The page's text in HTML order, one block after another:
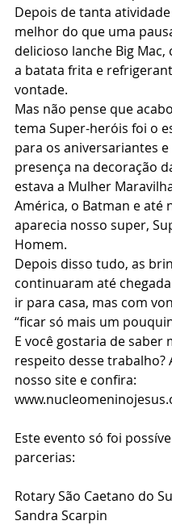
Depois de tanta
melhor do que uma
delicioso lanche Big
a batata frita e
vontade.
Mas não pense que
tema Super-heróis foi o
para os aniversariantes
presença na decoração
estava a Mulher
América, o Batman e até
aparecia nosso super,
Homem.
Depois disso tudo, as
continuaram até
ir para casa, mas com
“ficar só mais um
E você gostaria de saber
respeito desse trabalho?
nosso site e confira:
Este evento só foi
parcerias:
Rotary São Caetano do
Sandra Scarpin